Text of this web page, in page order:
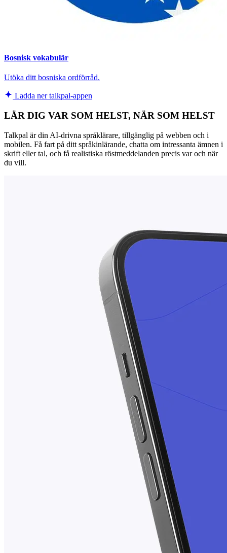
Bosnisk vokabulär
Utöka ditt bosniska ordförråd.
Ladda ner talkpal-appen
LÄR DIG VAR SOM HELST, NÄR SOM HELST
Talkpal är din AI-drivna språklärare, tillgänglig på webben och i
mobilen. Få fart på ditt språkinlärande, chatta om intressanta ämnen i
skrift eller tal, och få realistiska röstmeddelanden precis var och när
du vill.